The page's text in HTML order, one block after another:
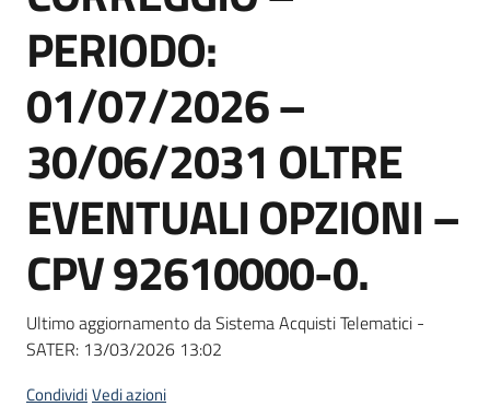
PERIODO:
01/07/2026 –
30/06/2031 OLTRE
EVENTUALI OPZIONI –
CPV 92610000-0.
Ultimo aggiornamento da Sistema Acquisti Telematici -
SATER: 13/03/2026 13:02
CondividiVedi azioni